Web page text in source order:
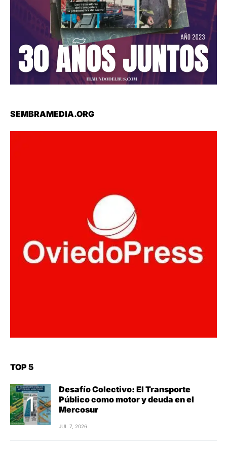
SEMBRAMEDIA.ORG
TOP 5
Desafío Colectivo: El Transporte
Público como motor y deuda en el
Mercosur
JUL 7, 2026